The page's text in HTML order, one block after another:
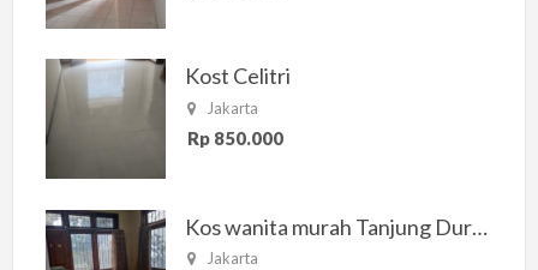
Kost Celitri
Jakarta
Rp 850.000
Kos wanita murah Tanjung Duren Jakarta Barat
Jakarta